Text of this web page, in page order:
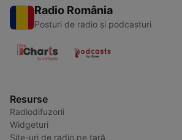
Radio România
Posturi de radio și podcasturi
Resurse
Radiodifuzorii
Widgeturi
Site-uri de radio pe țară